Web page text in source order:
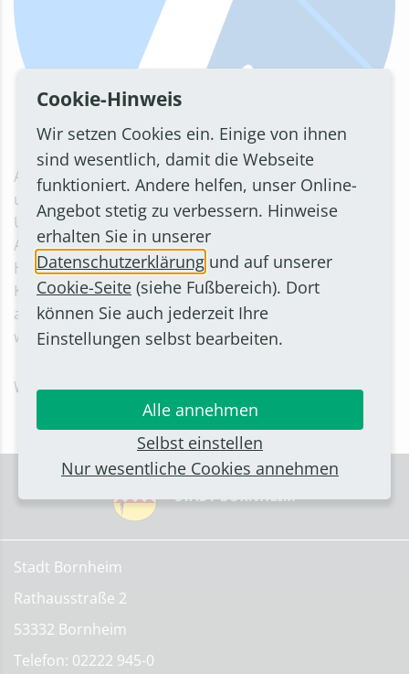
Aus diesem Grund können zurzeit keine Trennungs-
und Scheidungsberatungen sowie
Umgangsberatungen angeboten werden. Die
Antragsbearbeitung und Bedarfsermittlung im Bereich
Hilfen zur Erziehung, Hilfen für seelisch behinderte
Kinder (§35a) sowie im Pflegekinderdienst können
aktuell nur mit erheblicher Verzögerung bearbeitet
werden.
Wir bitten Sie um Ihr Verständnis.
Stadt Bornheim
Rathausstraße 2
53332 Bornheim
Telefon: 02222 945-0
Cookie-Hinweis
Wir setzen Cookies ein. Einige von ihnen
sind wesentlich, damit die Webseite
funktioniert. Andere helfen, unser Online-
Angebot stetig zu verbessern. Hinweise
erhalten Sie in unserer
Datenschutzerklärung und auf unserer
Cookie-Seite (siehe Fußbereich). Dort
können Sie auch jederzeit Ihre
Einstellungen selbst bearbeiten.
Alle annehmen
Selbst einstellen
Nur wesentliche Cookies annehmen